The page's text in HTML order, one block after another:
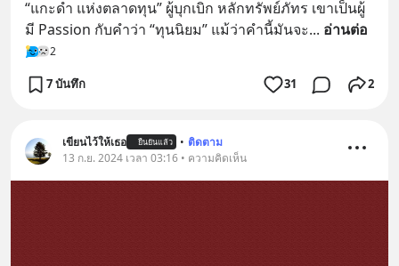
“แกะดำ แห่งตลาดทุน” ผู้บุกเบิก หลักทรัพย์ภัทร เขาเป็นผู้
มี Passion กับคำว่า “ทุนนิยม” แม้ว่าคำนี้มันจะ... อ่านต่อ
2
7 บันทึก 31 2
เขียนไว้ให้เธอ ยืนยันแล้ว • ติดตาม
13 ก.ย. 2024 เวลา 03:16 • ความคิดเห็น